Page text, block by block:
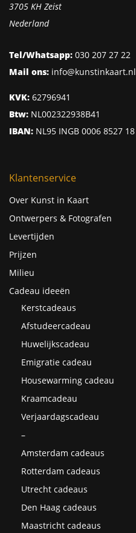
3705 KH Zeist
Nederland
Tel/Whatsapp: 030 207 27 22
Mail ons: info@kunstinkaart.nl
KVK: 62796941
Btw: NL002322938B41
IBAN: NL95 INGB 0006 8527 18
Klantenservice
Over Kunst in Kaart
Ontwerpers & Fotografen
Levertijden
Prijzen
Milieu
Cadeau ideeën
Kerstcadeaus
Afstudeercadeau
Huwelijkscadeau
Emigratie cadeau
Housewarming cadeau
Kraamcadeau
Verjaardagscadeau
–
Amsterdam cadeaus
Rotterdam cadeaus
Utrecht cadeaus
Den Haag cadeaus
Maastricht cadeaus